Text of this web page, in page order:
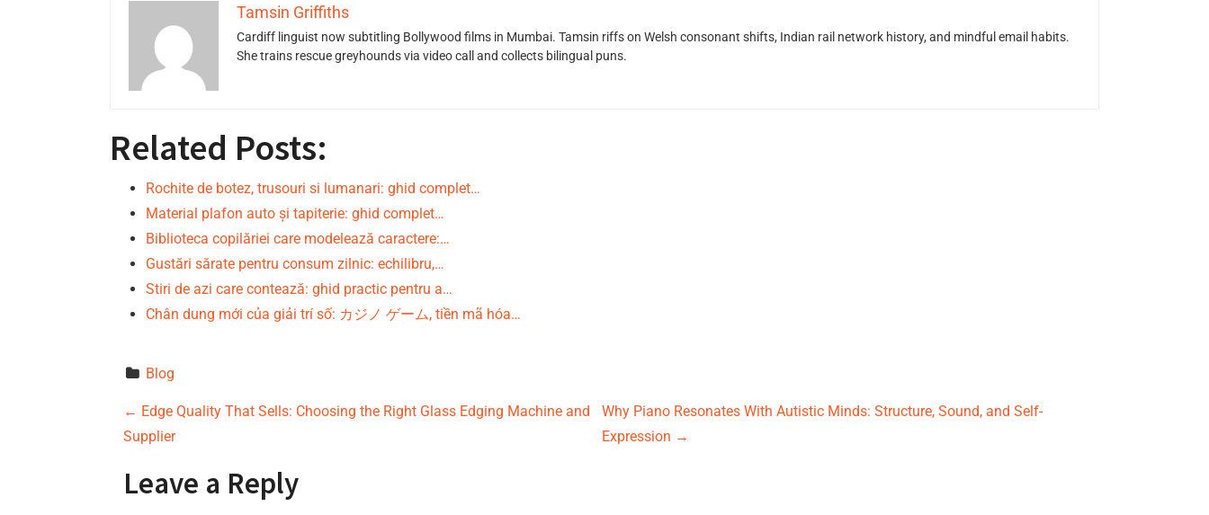
Tamsin Griffiths
Cardiff linguist now subtitling Bollywood films in Mumbai. Tamsin riffs on Welsh consonant shifts, Indian rail network history, and mindful email habits.
She trains rescue greyhounds via video call and collects bilingual puns.
Related Posts:
Rochite de botez, trusouri si lumanari: ghid complet…
Material plafon auto și tapiterie: ghid complet…
Biblioteca copilăriei care modelează caractere:…
Gustări sărate pentru consum zilnic: echilibru,…
Stiri de azi care contează: ghid practic pentru a…
Chân dung mới của giải trí số: カジノ ゲーム, tiền mã hóa…
Blog
P
o
s
← Edge Quality That Sells: Choosing the Right Glass Edging Machine and
Supplier
Why Piano Resonates With Autistic Minds: Structure, Sound, and Self-
Expression →
Leave a Reply